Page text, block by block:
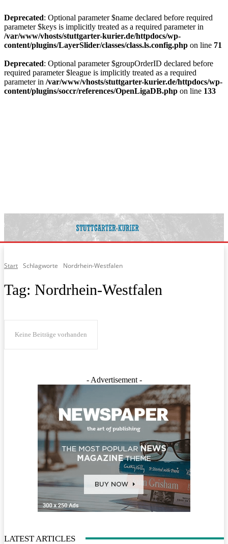
Deprecated: Optional parameter $name declared before required
parameter $keys is implicitly treated as a required parameter in
/var/www/vhosts/stuttgarter-kurier.de/httpdocs/wp-
content/plugins/LayerSlider/classes/class.ls.config.php on line 71
Deprecated: Optional parameter $groupOrderID declared before
required parameter $league is implicitly treated as a required
parameter in /var/www/vhosts/stuttgarter-kurier.de/httpdocs/wp-
content/plugins/soccr/references/OpenLigaDB.php on line 133
Start Schlagworte Nordrhein-Westfalen
Tag: Nordrhein-Westfalen
Keine Beiträge vorhanden
- Advertisement -
LATEST ARTICLES